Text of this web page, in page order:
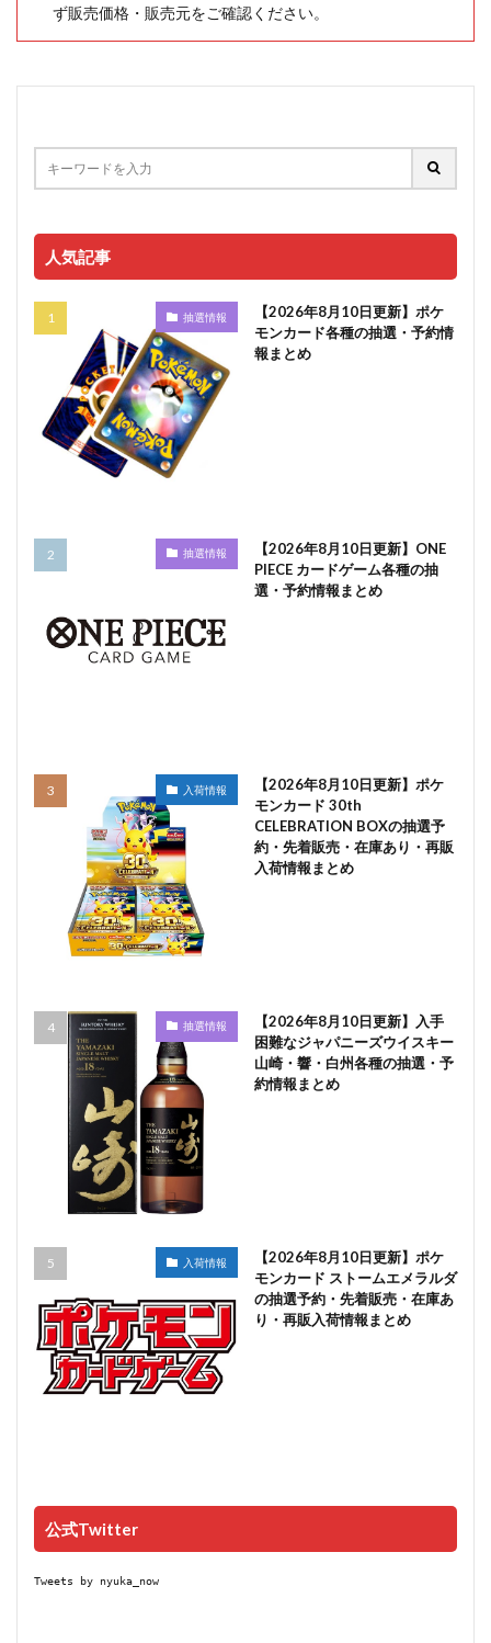
ず販売価格・販売元をご確認ください。
人気記事
抽選情報
【2026年8月10日更新】ポケ
モンカード各種の抽選・予約情
報まとめ
抽選情報
【2026年8月10日更新】ONE
PIECE カードゲーム各種の抽
選・予約情報まとめ
入荷情報
【2026年8月10日更新】ポケ
モンカード 30th
CELEBRATION BOXの抽選予
約・先着販売・在庫あり・再販
入荷情報まとめ
抽選情報
【2026年8月10日更新】入手
困難なジャパニーズウイスキー
山崎・響・白州各種の抽選・予
約情報まとめ
入荷情報
【2026年8月10日更新】ポケ
モンカード ストームエメラルダ
の抽選予約・先着販売・在庫あ
り・再販入荷情報まとめ
公式Twitter
Tweets by nyuka_now